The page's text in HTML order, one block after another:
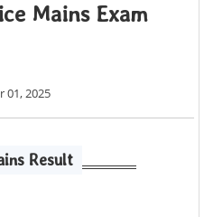
Mains Exam
01, 2025
Result